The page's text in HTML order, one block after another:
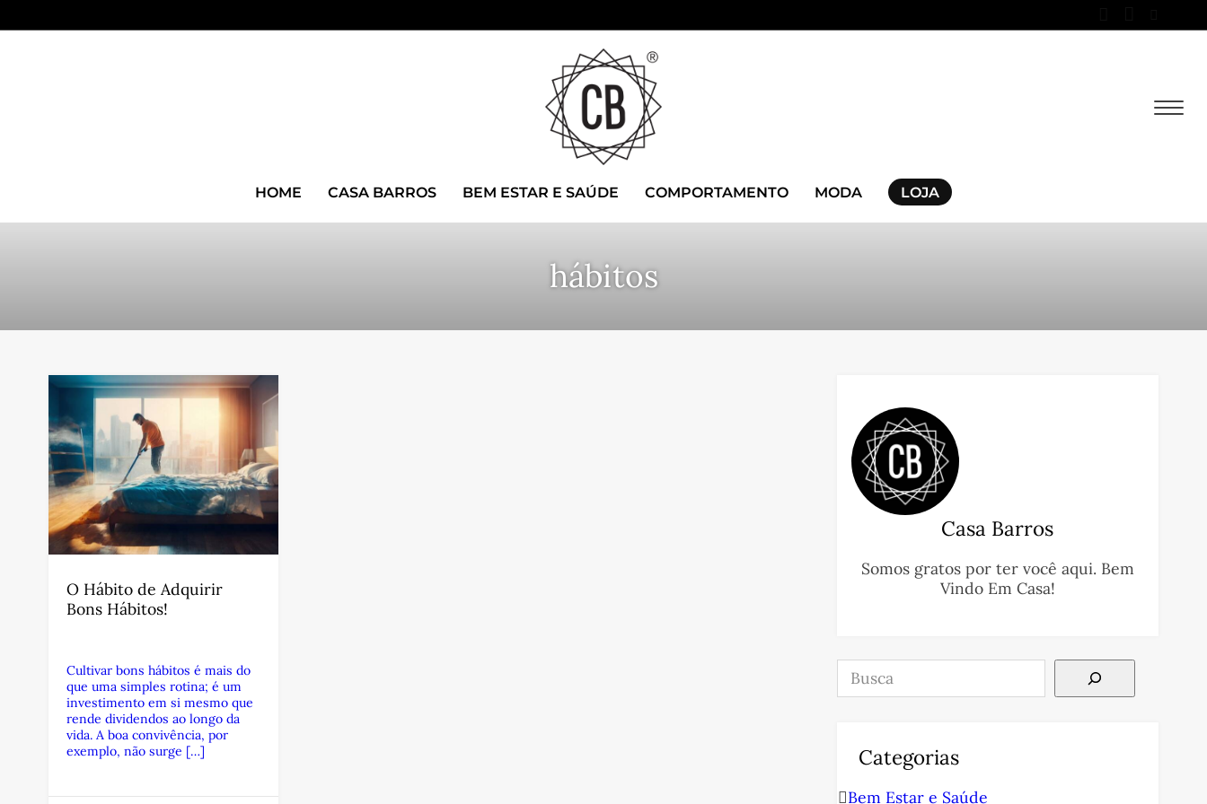
HOME CASA BARROS BEM ESTAR E SAÚDE COMPORTAMENTO MODA LOJA
hábitos
O Hábito de Adquirir
Bons Hábitos!
Cultivar bons hábitos é mais do
que uma simples rotina; é um
investimento em si mesmo que
rende dividendos ao longo da
vida. A boa convivência, por
exemplo, não surge […]
Casa Barros
Somos gratos por ter você aqui. Bem
Vindo Em Casa!
Pesquisar
Categorias
Bem Estar e Saúde